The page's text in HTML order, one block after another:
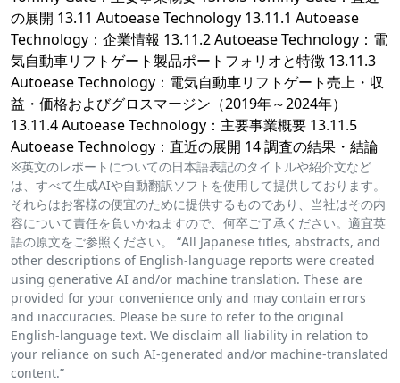
の展開 13.11 Autoease Technology 13.11.1 Autoease
Technology：企業情報 13.11.2 Autoease Technology：電
気自動車リフトゲート製品ポートフォリオと特徴 13.11.3
Autoease Technology：電気自動車リフトゲート売上・収
益・価格およびグロスマージン（2019年～2024年）
13.11.4 Autoease Technology：主要事業概要 13.11.5
Autoease Technology：直近の展開 14 調査の結果・結論
※英文のレポートについての日本語表記のタイトルや紹介文など
は、すべて生成AIや自動翻訳ソフトを使用して提供しております。
それらはお客様の便宜のために提供するものであり、当社はその内
容について責任を負いかねますので、何卒ご了承ください。適宜英
語の原文をご参照ください。 “All Japanese titles, abstracts, and
other descriptions of English-language reports were created
using generative AI and/or machine translation. These are
provided for your convenience only and may contain errors
and inaccuracies. Please be sure to refer to the original
English-language text. We disclaim all liability in relation to
your reliance on such AI-generated and/or machine-translated
content.”